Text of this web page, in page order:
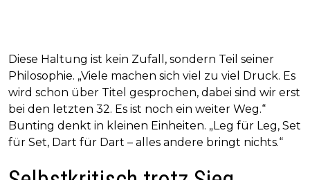
Diese Haltung ist kein Zufall, sondern Teil seiner
Philosophie. „Viele machen sich viel zu viel Druck. Es
wird schon über Titel gesprochen, dabei sind wir erst
bei den letzten 32. Es ist noch ein weiter Weg.“
Bunting denkt in kleinen Einheiten. „Leg für Leg, Set
für Set, Dart für Dart – alles andere bringt nichts.“